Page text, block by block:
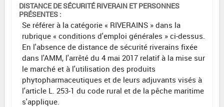
DISTANCE DE SÉCURITÉ RIVERAIN ET PERSONNES
PRÉSENTES :
Se référer à la catégorie « RIVERAINS » dans la
rubrique « conditions d'emploi générales » ci-dessus.
En l'absence de distance de sécurité riverains fixée
dans l'AMM, l'arrêté du 4 mai 2017 relatif à la mise sur
le marché et à l'utilisation des produits
phytopharmaceutiques et de leurs adjuvants visés à
l'article L. 253-1 du code rural et de la pêche maritime
s'applique.